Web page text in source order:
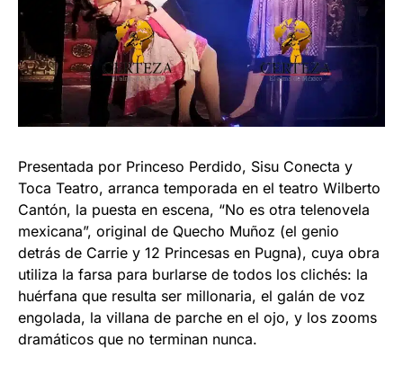
Presentada por Princeso Perdido, Sisu Conecta y
Toca Teatro, arranca temporada en el teatro Wilberto
Cantón, la puesta en escena, “No es otra telenovela
mexicana”, original de Quecho Muñoz (el genio
detrás de Carrie y 12 Princesas en Pugna), cuya obra
utiliza la farsa para burlarse de todos los clichés: la
huérfana que resulta ser millonaria, el galán de voz
engolada, la villana de parche en el ojo, y los zooms
dramáticos que no terminan nunca.